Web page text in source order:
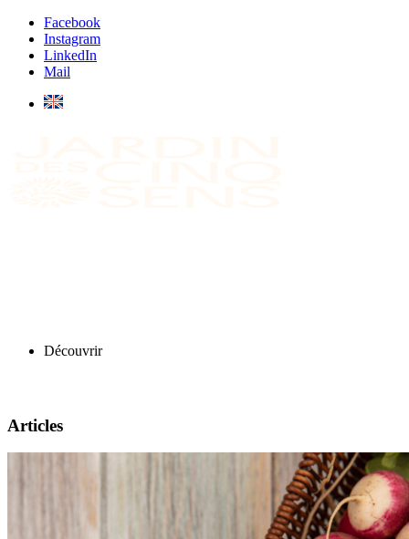
Facebook
Instagram
LinkedIn
Mail
Découvrir
Articles